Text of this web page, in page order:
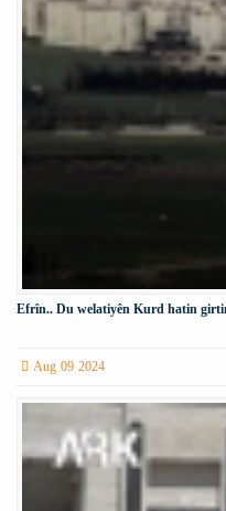
Efrîn.. Du welatiyên Kurd hatin
Aug 09 2024